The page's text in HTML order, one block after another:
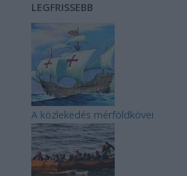
LEGFRISSEBB
A közlekedés mérföldkövei